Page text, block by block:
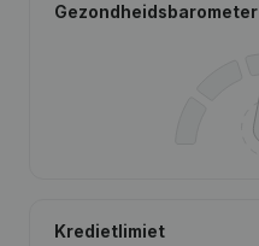
Gezondheidsbarometer
Kredietlimiet